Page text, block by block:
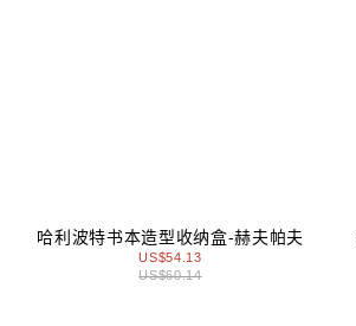
哈利波特书本造型收纳盒-赫夫帕夫
US$54.13
US$60.14